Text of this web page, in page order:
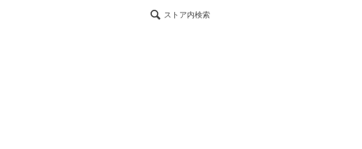
ストア内検索